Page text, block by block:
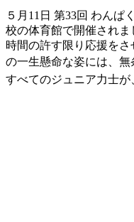
更
新
日
時
:
５月11日 第33回 わんぱ
校の体育館で開催されま
時間の許す限り応援を
の一生懸命な姿には、
すべてのジュニア力士が